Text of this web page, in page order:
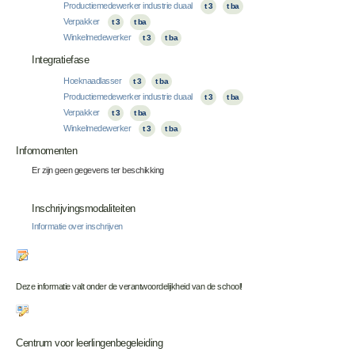
Productiemedewerker industrie duaal t 3 t ba
Verpakker t 3 t ba
Winkelmedewerker t 3 t ba
Integratiefase
Hoeknaadlasser t 3 t ba
Productiemedewerker industrie duaal t 3 t ba
Verpakker t 3 t ba
Winkelmedewerker t 3 t ba
Infomomenten
Er zijn geen gegevens ter beschikking
Inschrijvingsmodaliteiten
Informatie over inschrijven
Deze informatie valt onder de verantwoordelijkheid van de school!
Centrum voor leerlingenbegeleiding